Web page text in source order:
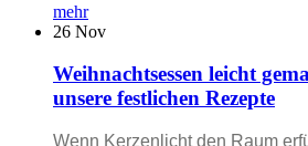
mehr
26 Nov
Weihnachtsessen leicht
unsere festlichen Rezepte
Wenn Kerzenlicht den Raum